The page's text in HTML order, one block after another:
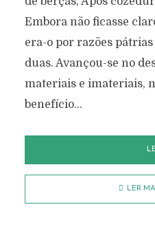
Embora não ficasse
era-o por razões
duas. Avançou-se no
materiais e imateriais,
benefício...
LER